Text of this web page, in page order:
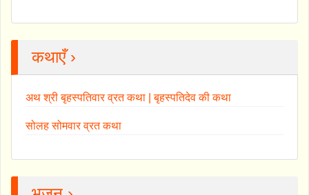
कथाएँ ›
अथ श्री बृहस्पतिवार व्रत कथा | बृहस्पतिदेव की कथा
सोलह सोमवार व्रत कथा